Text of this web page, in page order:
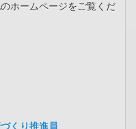
ホームページをご覧くだ
くり推進員